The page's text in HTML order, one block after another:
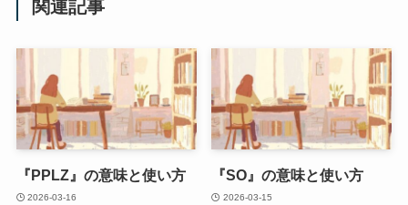
関連記事
『PPLZ』の意味と使い方
2026-03-16
『SO』の意味と使い方
2026-03-15